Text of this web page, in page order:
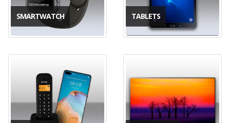
SMARTWATCH TABLETS